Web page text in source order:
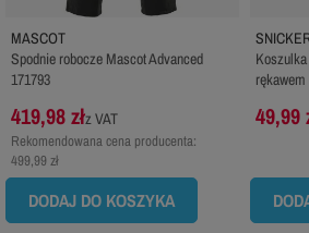
MASCOT
Spodnie robocze Mascot Advanced
171793
419,98 złz VAT
Rekomendowana cena producenta:
499,99 zł
DODAJ DO KOSZYKA
rękawem
49,99